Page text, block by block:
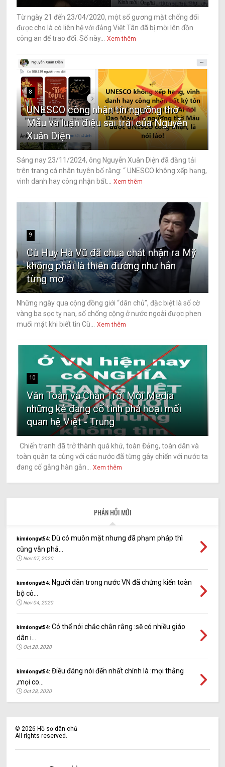
Từ ngày 21 đến 23/04/2020, một số gương mặt chống đối
được cho là có liên hệ với đảng Việt Tân đã bị mời lên đồn
công an để trao đổi. Số này...
Xem thêm
8
UNESCO công nhận tín ngưỡng thờ
Mẫu và luận điệu sai trái của Nguyễn
Xuân Diện
Sáng nay 23/11/2024, ông Nguyễn Xuân Diện đã đăng tải
trên trang cá nhân tuyên bố rằng: “ UNESCO không xếp hạng,
vinh danh hay công nhận bất...
Xem thêm
9
Cù Huy Hà Vũ đã chua chát nhận ra Mỹ
không phải là thiên đường như hắn
từng mơ
Những ngày qua cộng đồng giới “dân chủ”, đặc biệt là số cờ
vàng ba sọc tỵ nạn, số chống cộng ở nước ngoài được phen
muối mặt khi biết tin Cù...
Xem thêm
10
Văn Toàn và Chân Trời Mới Media
những kẻ đang cố tình phá hoại mối
quan hệ Việt - Trung
Chiến tranh đã trở thành quá khứ, toàn Đảng, toàn dân và
toàn quân ta cùng với các nước đã từng gây chiến với nước ta
đang cố gắng hàn gắn...
Xem thêm
PHẢN HỒI MỚI
kimdongvt54: Dù có muôn mặt nhưng đã phạm pháp thì
cũng vẫn phả...
Nov 07, 2020
kimdongvt54: Người dân trong nước VN đã chứng kiến toàn
bộ cô...
Nov 04, 2020
kimdongvt54: Có thể nói chắc chắn rằng :sẽ có nhiều giáo
dân i...
Oct 28, 2020
kimdongvt54: Điều đáng nói đến nhất chính là :mọi thằng
,mọi co...
Oct 28, 2020
©2026 Hồ sơ dân chủ
All rights reserved.